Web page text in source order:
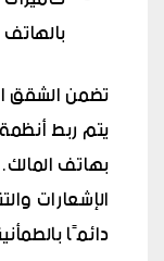
تضمن الشقق
يتم ربط
بهاتف
الإشعارات
دائمًا